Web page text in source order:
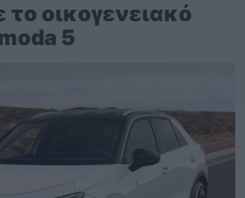
οικογενειακό
5